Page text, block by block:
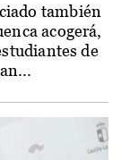
también
acogerá,
de